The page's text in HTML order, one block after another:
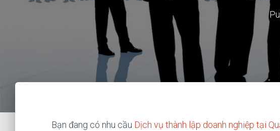
Bạn đang có nhu cầu Dịch vụ thành lập doanh nghiệp tại